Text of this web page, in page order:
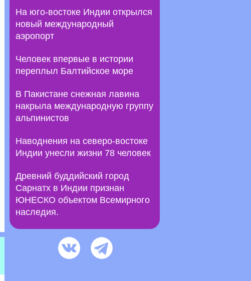
На юго-востоке Индии открылся
новый международный
аэропорт
Человек впервые в истории
переплыл Балтийское море
В Пакистане снежная лавина
накрыла международную группу
альпинистов
Наводнения на северо-востоке
Индии унесли жизни 78 человек
Древний буддийский город
Сарнатх в Индии признан
ЮНЕСКО объектом Всемирного
наследия.